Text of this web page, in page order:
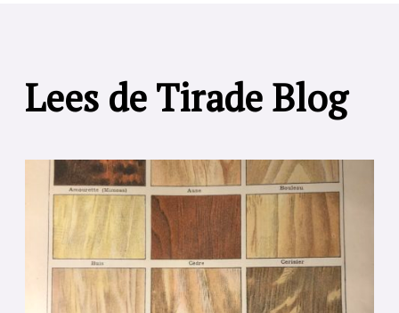
Lees de Tirade Blog